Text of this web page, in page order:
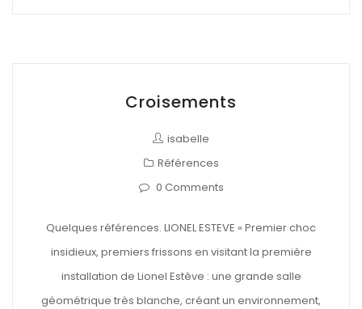
Croisements
isabelle
Références
0 Comments
Quelques références. LIONEL ESTEVE « Premier choc
insidieux, premiers frissons en visitant la première
installation de Lionel Estève : une grande salle
géométrique très blanche, créant un environnement,